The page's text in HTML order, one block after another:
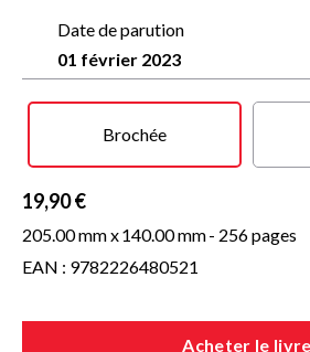
Date de parution
01 février 2023
Brochée
19,90 €
205.00 mm x140.00 mm- 256 pages
EAN : 9782226480521
Acheter le livre